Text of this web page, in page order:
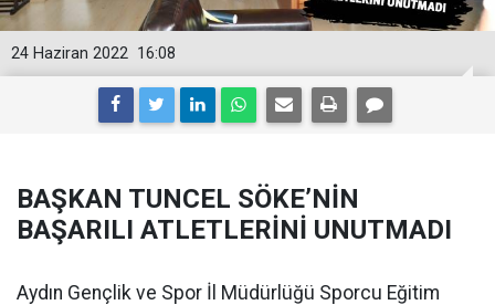
16:08
24 Haziran 2022
BAŞKAN TUNCEL SÖKE’NİN
BAŞARILI ATLETLERİNİ UNUTMADI
Aydın Gençlik ve Spor İl Müdürlüğü Sporcu Eğitim